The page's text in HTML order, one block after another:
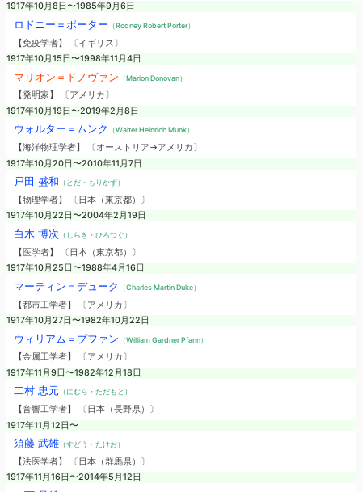
1917年10月8日〜1985年9月6日
ロドニー＝ポーター （Rodney Robert Porter）
【免疫学者】 〔イギリス〕
1917年10月15日〜1998年11月4日
マリオン＝ドノヴァン （Marion Donovan）
【発明家】 〔アメリカ〕
1917年10月19日〜2019年2月8日
ウォルター＝ムンク （Walter Heinrich Munk）
【海洋物理学者】 〔オーストリア→アメリカ〕
1917年10月20日〜2010年11月7日
戸田 盛和 （とだ・もりかず）
【物理学者】 〔日本（東京都）〕
1917年10月22日〜2004年2月19日
白木 博次 （しらき・ひろつぐ）
【医学者】 〔日本（東京都）〕
1917年10月25日〜1988年4月16日
マーティン＝デューク （Charles Martin Duke）
【都市工学者】 〔アメリカ〕
1917年10月27日〜1982年10月22日
ウィリアム＝プファン （William Gardner Pfann）
【金属工学者】 〔アメリカ〕
1917年11月9日〜1982年12月18日
二村 忠元（にむら・ただもと）
【音響工学者】 〔日本（長野県）〕
1917年11月12日〜
須藤 武雄（すどう・たけお）
【法医学者】 〔日本（群馬県）〕
1917年11月16日〜2014年5月12日